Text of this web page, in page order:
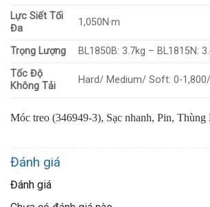
Lực Siết Tối
Đa
1,050N·m
Trọng Lượng
BL1850B: 3.7kg – BL1815N:
Tốc Độ
Không Tải
Hard/ Medium/ Soft: 0-
Móc treo (346949-3), Sạc nhanh, Pin, Thùng
Đánh giá
Đánh giá